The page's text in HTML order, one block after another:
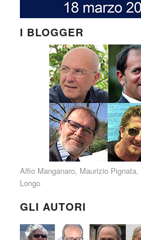
I BLOGGER
Alfio Manganaro, Maurizio Pignata,
Longo
GLI AUTORI